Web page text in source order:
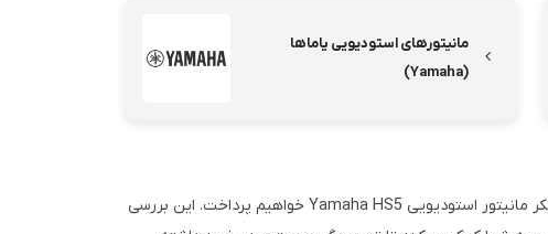
مانیتورهای استودیویی یاماها
(Yamaha)
در ادامه این مقاله، به بررسی مشخصات، مزایا و معایب اسپیکر مانیتور استودیویی Yamaha HS5 خواهیم پرداخت. این بررسی